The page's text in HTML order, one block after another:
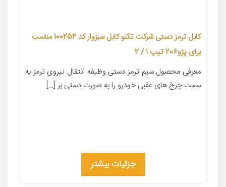
کابل ترمز دستی شرکت تکنو کابل سبزوار کد 100254 مناسب
برای پژو206 تیپ 1 / 2
معرفی محصول سیم ترمز دستی وظیفه انتقال نیروی ترمز به
سمت چرخ های عقبی خودرو را به صورت دستی بر […]
جزئیات بیشتر